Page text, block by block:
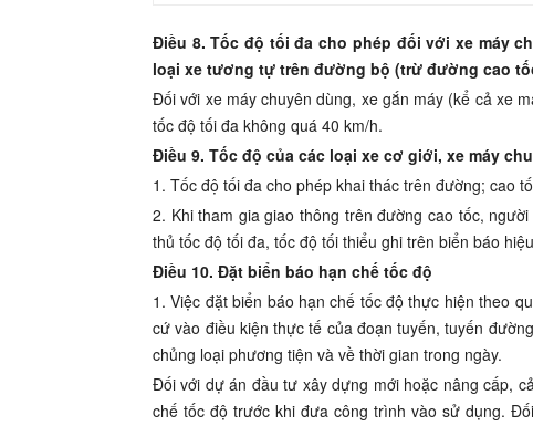
Điều 8. Tốc độ tối đa cho phép đối với xe máy
loại xe tương tự trên đường bộ (trừ đường cao
Đối với xe máy chuyên dùng, xegắn máy (kể cảxe
tốc độ tối đa không quá 40 km/h.
Điều 9. Tốc độ của các loại xe cơ giới, xe máy
1. Tốc độ tối đa cho phép khai thác trên đường; cao
2. Khi tham gia giao thông trên đường cao tốc, người
thủ tốc độ tối đa, tốc độ tối thiểu ghi trên biển báo
Điều 10. Đặt biển báo hạn chế tốc độ
1. Việc đặt biển báo hạn chế tốc độ thực hiện theo qu
cứ vào điều kiện thực tế của đoạn tuyến, tuyến
chủng loại phương tiện và về thời gian trong ngày.
Đốivới dựán đầu tư xây dựng mới hoặc nâng cấp, c
chế tốc độ trước khi đưa công trình vào sử dụng. Đố